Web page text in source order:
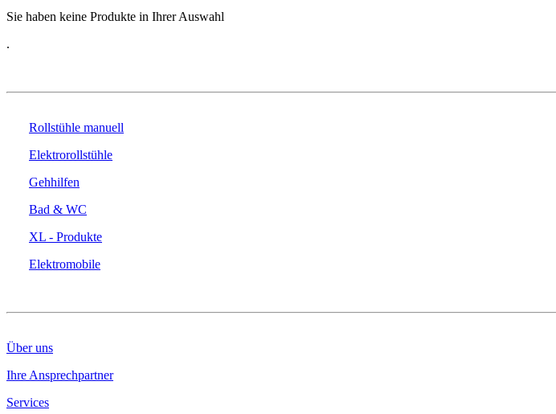
Sie haben keine Produkte in Ihrer Auswahl
.
Rollstühle manuell
Elektrorollstühle
Gehhilfen
Bad & WC
XL - Produkte
Elektromobile
Über uns
Ihre Ansprechpartner
Services